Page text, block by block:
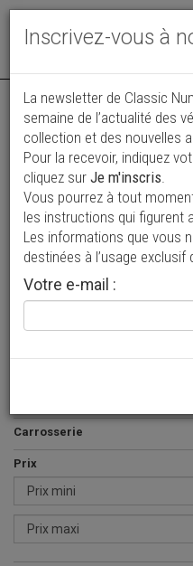
Vos
plus de 4
Ajouter
> Rechercher un
Carrosserie
Prix
Inscrivez-vous à
La newsletter de Classic
semaine de l’actualité des
collection et des nouvelles
Pour la recevoir, indiquez
cliquez sur Je m'inscris.
Vous pourrez à tout
les instructions qui figurent
Les informations que vous
destinées à l’usage exclusif
Votre e-mail :